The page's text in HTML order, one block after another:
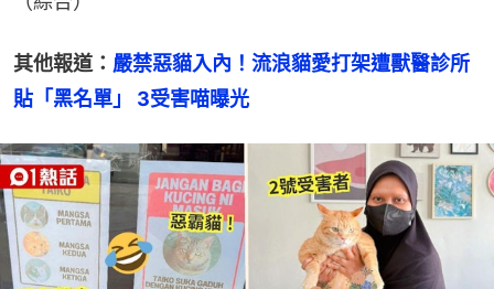
其他報道： 嚴禁惡貓入內！流浪貓愛打架遭獸醫診所
貼「黑名單」 3受害喵曝光